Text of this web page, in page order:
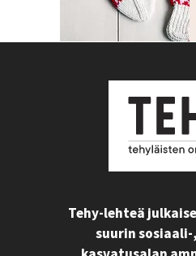
Tehy-lehteä
suurin